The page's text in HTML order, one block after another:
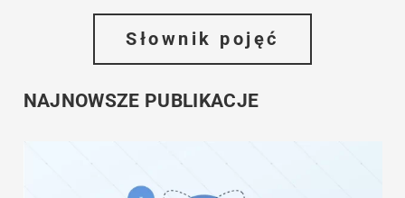
Słownik pojęć
NAJNOWSZE PUBLIKACJE